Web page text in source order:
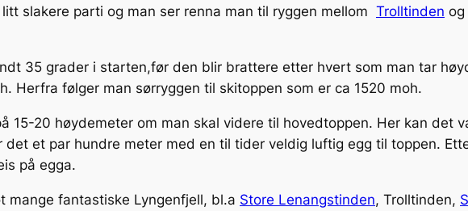
slakere parti og man ser renna man til ryggen mellom Trolltinden
35 grader i starten,før den blir brattere etter hvert som man tar
Herfra følger man sørryggen til skitoppen som er ca 1520 moh.
15-20 høydemeter om man skal videre til hovedtoppen. Her kan det
et par hundre meter med en til tider veldig luftig egg til toppen.
på egga.
mange fantastiske Lyngenfjell, bl.a Store Lenangstinden, Trolltinden,